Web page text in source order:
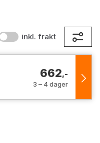
inkl. frakt
662,-
3 – 4 dager